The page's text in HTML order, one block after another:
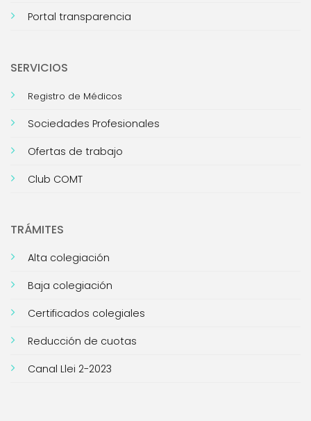
Portal transparencia
SERVICIOS
Registro de Médicos
Sociedades Profesionales
Ofertas de trabajo
Club COMT
TRÁMITES
Alta colegiación
Baja colegiación
Certificados colegiales
Reducción de cuotas
Canal Llei 2-2023